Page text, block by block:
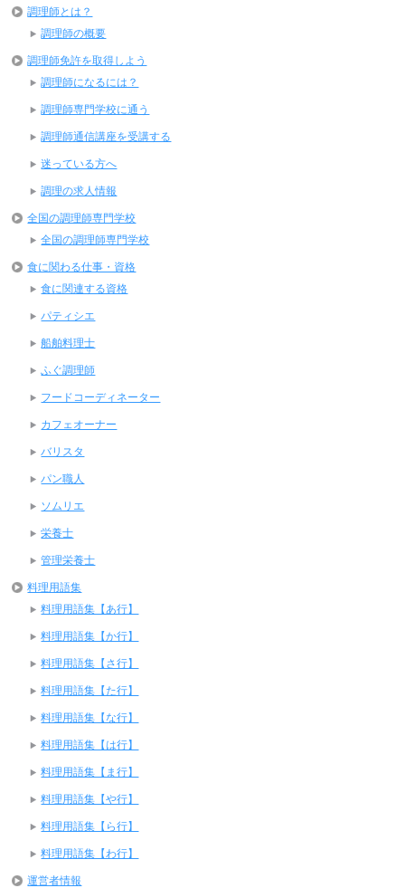
調理師とは？
調理師の概要
調理師免許を取得しよう
調理師になるには？
調理師専門学校に通う
調理師通信講座を受講する
迷っている方へ
調理の求人情報
全国の調理師専門学校
全国の調理師専門学校
食に関わる仕事・資格
食に関連する資格
パティシエ
船舶料理士
ふぐ調理師
フードコーディネーター
カフェオーナー
バリスタ
パン職人
ソムリエ
栄養士
管理栄養士
料理用語集
料理用語集【あ行】
料理用語集【か行】
料理用語集【さ行】
料理用語集【た行】
料理用語集【な行】
料理用語集【は行】
料理用語集【ま行】
料理用語集【や行】
料理用語集【ら行】
料理用語集【わ行】
運営者情報